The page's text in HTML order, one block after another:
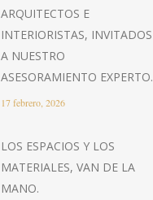
ARQUITECTOS E
INTERIORISTAS, INVITADOS
A NUESTRO
ASESORAMIENTO EXPERTO.
17 febrero, 2026
LOS ESPACIOS Y LOS
MATERIALES, VAN DE LA
MANO.